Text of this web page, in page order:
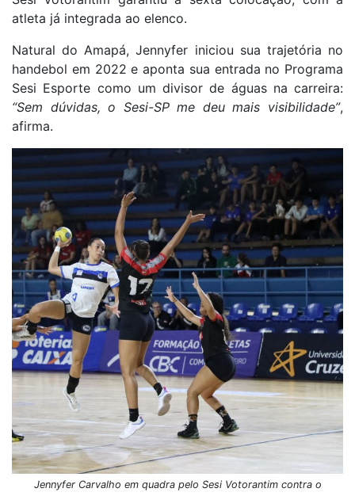
atleta já integrada ao elenco.
Natural do Amapá, Jennyfer iniciou sua trajetória no
handebol em 2022 e aponta sua entrada no Programa
Sesi Esporte como um divisor de águas na carreira:
“Sem dúvidas, o Sesi-SP me deu mais visibilidade”,
afirma.
Jennyfer Carvalho em quadra pelo Sesi Votorantim contra o